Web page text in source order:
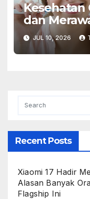
Kesehatan
dan
Sehat
JUL 10, 2026
Recent Posts
Xiaomi 17 Hadir
Alasan Banyak
Flagship Ini